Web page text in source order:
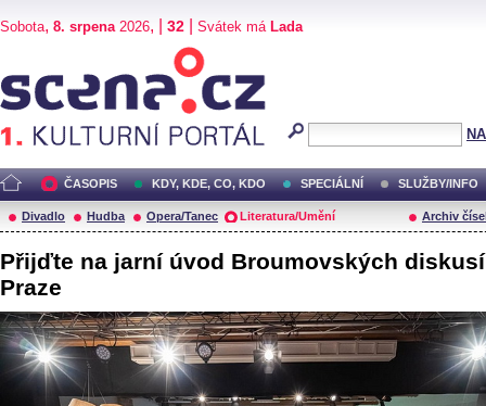
Sobota, 8. srpena2026, | 32 Svátek má Lada
ČASOPIS KDY, KDE, CO, KDO SPECIÁLNÍ SLUŽBY/INFO
Divadlo Hudba Opera/Tanec Literatura/Umění Archiv
Přijďte na jarní úvod Broumovských
Praze